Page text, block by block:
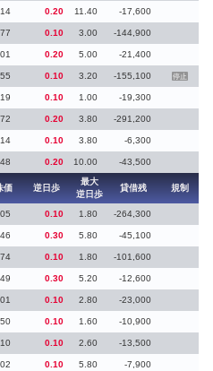
0.20 11.40 -17,600
0.10 3.00 -144,900
0.20 5.00 -21,400
0.10 3.20 -155,100 停止
0.10 1.00 -19,300
0.20 3.80 -291,200
0.10 3.80 -6,300
0.20 10.00 -43,500
価 逆日歩
最大
逆日歩
貸借残 規制
0.10 1.80 -264,300
0.30 5.80 -45,100
0.10 1.80 -101,600
0.30 5.20 -12,600
0.10 2.80 -23,000
0.10 1.60 -10,900
0.10 2.60 -13,500
0.10 5.80 -7,900